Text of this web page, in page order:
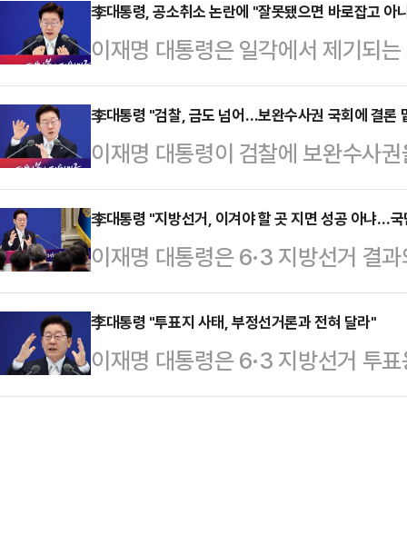
에 나설 것"이라고 경고했다.한동
늘 기자회견에서 자기 사건을 공소
장했다.그는 "(이 대통령이) '법과
대통령이 공소취소하는 것만큼 법
뻔뻔한 저질 범죄"라고 날을 세웠
취소하면 탄핵에…
李대통령, 공소취소 논란에 "잘못됐으면 바로잡고 아
이재명 대통령은 일각에서 제기되
요구와 관련해 "잘못된 게 있으면
아니면 놔둬야 한다"고 말했다.이
빈관에서 열린 기자회견에서 "법과
저 이 대통령은 "저도 주관적 판단
객관적으로 문제가 있어 보이는 것
해야 한다"고 설명했다.그는 "객관
다"며 …
李대통령 "검찰, 금도 넘어…보완수사권 국회에 결론
이재명 대통령이 검찰에 보완수사
대해 국회의 결정을 따르겠다고 밝
청와대 영빈관에서 열린 기자회견
다"며 "국회로 넘겨서 논의를 해 보
면 좋겠다"고 말했다.또 "어쨌든 있
찰이) 사건을 만들고 증거를 조작
된다"며 "다시는 재발하지 않았으
고 지적했다.그…
李대통령 "지방선거, 이겨야 할 곳 지면 성공 아냐…
이재명 대통령은 6·3 지방선거 결
평가했다.이 대통령은 8일 취임 1
회견에서 지방선거 결과에 대해 "
하면 그건 문제가 다르다"며 이같
생각한다"며 "더 낮은 자세로 겸손
李대통령 "투표지 사태, 부정선거론과 전혀 달라"
이재명 대통령은 6·3 지방선거 투
라는 이 모든 걸 한순간에 깡그리